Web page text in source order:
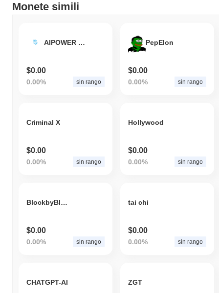
Monete simili
AIPOWER PROTOCOL
$0.00
0.00% sin rango
PepElon
$0.00
0.00% sin rango
Criminal X
$0.00
0.00% sin rango
Hollywood
$0.00
0.00% sin rango
BlockbyBlock
$0.00
0.00% sin rango
tai chi
$0.00
0.00% sin rango
CHATGPT-AI ZGT